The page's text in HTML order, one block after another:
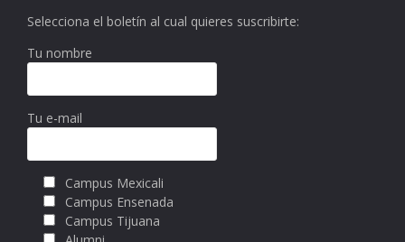
Selecciona el boletín al cual quieres suscribirte:
Tu nombre
Tu e-mail
Campus Mexicali
Campus Ensenada
Campus Tijuana